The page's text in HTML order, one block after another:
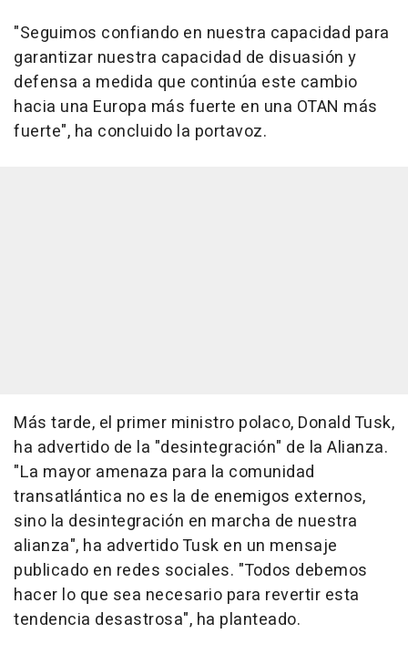
"Seguimos confiando en nuestra capacidad para
garantizar nuestra capacidad de disuasión y
defensa a medida que continúa este cambio
hacia una Europa más fuerte en una OTAN más
fuerte", ha concluido la portavoz.
Más tarde, el primer ministro polaco, Donald Tusk,
ha advertido de la "desintegración" de la Alianza.
"La mayor amenaza para la comunidad
transatlántica no es la de enemigos externos,
sino la desintegración en marcha de nuestra
alianza", ha advertido Tusk en un mensaje
publicado en redes sociales. "Todos debemos
hacer lo que sea necesario para revertir esta
tendencia desastrosa", ha planteado.